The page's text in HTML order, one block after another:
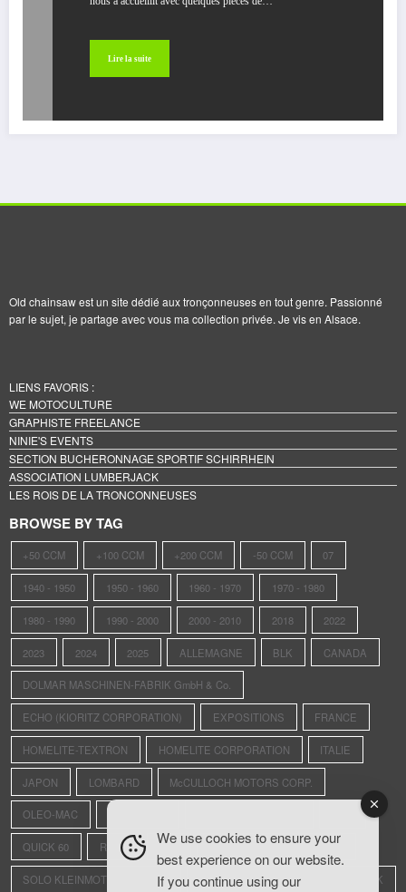
Lire la suite
Old chainsaw est un site dédié aux tronçonneuses en tout genre. Passionné
par le sujet, je partage avec vous ma collection privée. Je vis en Alsace.
LIENS FAVORIS :
WE MOTOCULTURE
GRAPHISTE FREELANCE
NINIE'S EVENTS
SECTION BUCHERONNAGE SPORTIF SCHIRRHEIN
ASSOCIATION LUMBERJACK
LES ROIS DE LA TRONCONNEUSES
BROWSE BY TAG
+50 CCM +100 CCM +200 CCM -50 CCM 07
1940 - 1950 1950 - 1960 1960 - 1970 1970 - 1980
1980 - 1990 1990 - 2000 2000 - 2010 2018 2022
2023 2024 2025 ALLEMAGNE BLK CANADA
DOLMAR MASCHINEN-FABRIK GmbH & Co.
ECHO (KIORITZ CORPORATION) EXPOSITIONS FRANCE
HOMELITE-TEXTRON HOMELITE CORPORATION ITALIE
JAPON LOMBARD McCULLOCH MOTORS CORP.
OLEO-MAC
QUICK 60 REXO RS4 SAINTE-CROIX-AUX-MINES
SOLO KLEINMOTOREN GmbH STIHL ANDREAS MASCHINENFABRIK
We use cookies to ensure your
best experience on our website.
If you continue using our